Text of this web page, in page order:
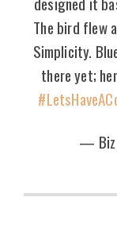
The bird flew
Simplicity.
there yet;
— Biz